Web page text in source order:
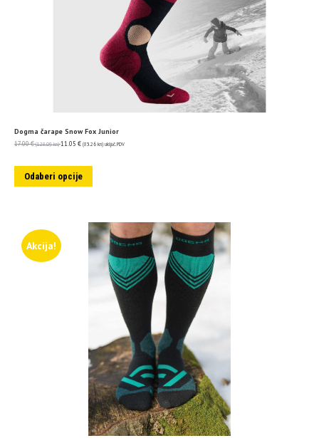
Dogma čarape Snow Fox Junior
17.00€ (128.09 kn) 11.05 € (83.26 kn) uključ. PDV
Odaberi opcije
Akcija!